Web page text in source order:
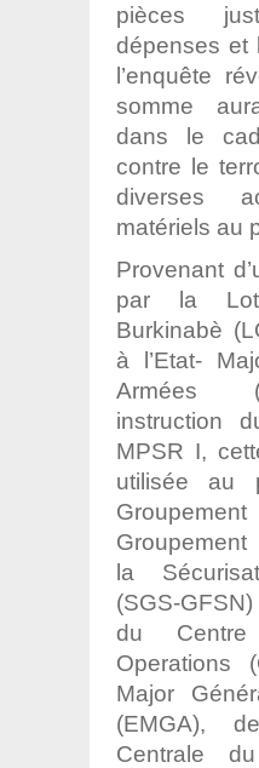
pièces
dépenses et
l’enquête
somme
dans le
contre le
diverses
matériels au
Provenant
par la
Burkinabè
à l’Etat-
Armées
instruction
MPSR I,
utilisée au
la
(SGS-
du
Operations
Major
(EMGA),
Centrale